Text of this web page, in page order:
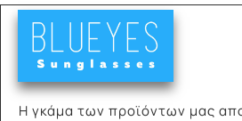
Η γκάμα των προϊόντων μας